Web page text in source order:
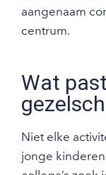
aangenaam
centrum.
Wat
Niet elke
jonge